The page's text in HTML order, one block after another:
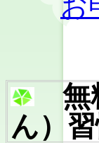
無
ん）習